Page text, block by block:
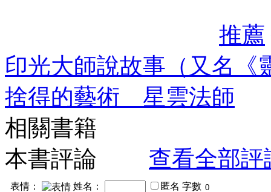
推薦
印光大師說故事（又名
捨得的藝術 星雲法師
相關書籍
本書評論
查看全部評
表情： 姓名： 匿名 字數